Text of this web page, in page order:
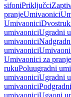
sifoniPriključci
pranjeUmivaonici
Umivaonici
umivaoniciUgradni
umivaonici
umivaonici
Umivaonici za
rukuPoluugradni
umivaoniciUgradni
umivaonici
umivaoniciUgaoni